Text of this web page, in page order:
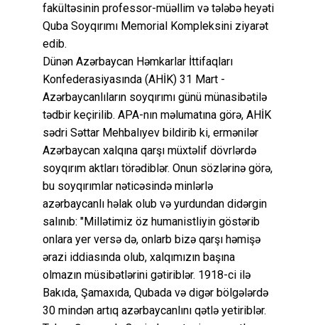
fakültəsinin professor-müəllim və tələbə heyəti
Quba Soyqırımı Memorial Kompleksini ziyarət
edib.
Dünən Azərbaycan Həmkarlar İttifaqları
Konfederasiyasında (AHİK) 31 Mart -
Azərbaycanlıların soyqırımı günü münasibətilə
tədbir keçirilib. APA-nın məlumatına görə, AHİK
sədri Səttar Mehbalıyev bildirib ki, ermənilər
Azərbaycan xalqına qarşı müxtəlif dövrlərdə
soyqırım aktları törədiblər. Onun sözlərinə görə,
bu soyqırımlar nəticəsində minlərlə
azərbaycanlı həlak olub və yurdundan didərgin
salınıb: "Millətimiz öz humanistliyin göstərib
onlara yer versə də, onlarb bizə qarşı həmişə
ərazi iddiasında olub, xalqımızın başına
olmazın müsibətlərini gətiriblər. 1918-ci ilə
Bakıda, Şamaxıda, Qubada və digər bölgələrdə
30 mindən artıq azərbaycanlını qətlə yetiriblər.